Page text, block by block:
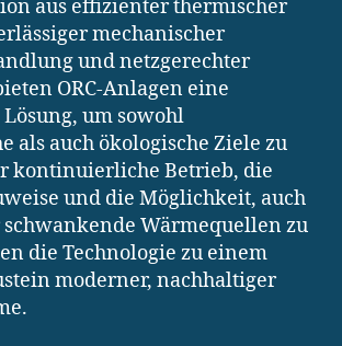
aus effizienter thermischer
mechanischer
und netzgerechter
ORC-Anlagen eine
um sowohl
als auch ökologische Ziele zu
kontinuierliche Betrieb, die
und die Möglichkeit, auch
Wärmequellen zu
die Technologie zu einem
moderner, nachhaltiger